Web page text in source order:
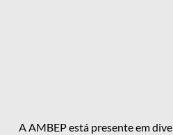
A AMBEP está presente em